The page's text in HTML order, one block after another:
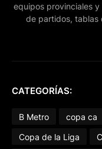
equipos provinciales
de partidos, tablas
CATEGORÍAS:
B Metro copa ca
Copa de la Liga